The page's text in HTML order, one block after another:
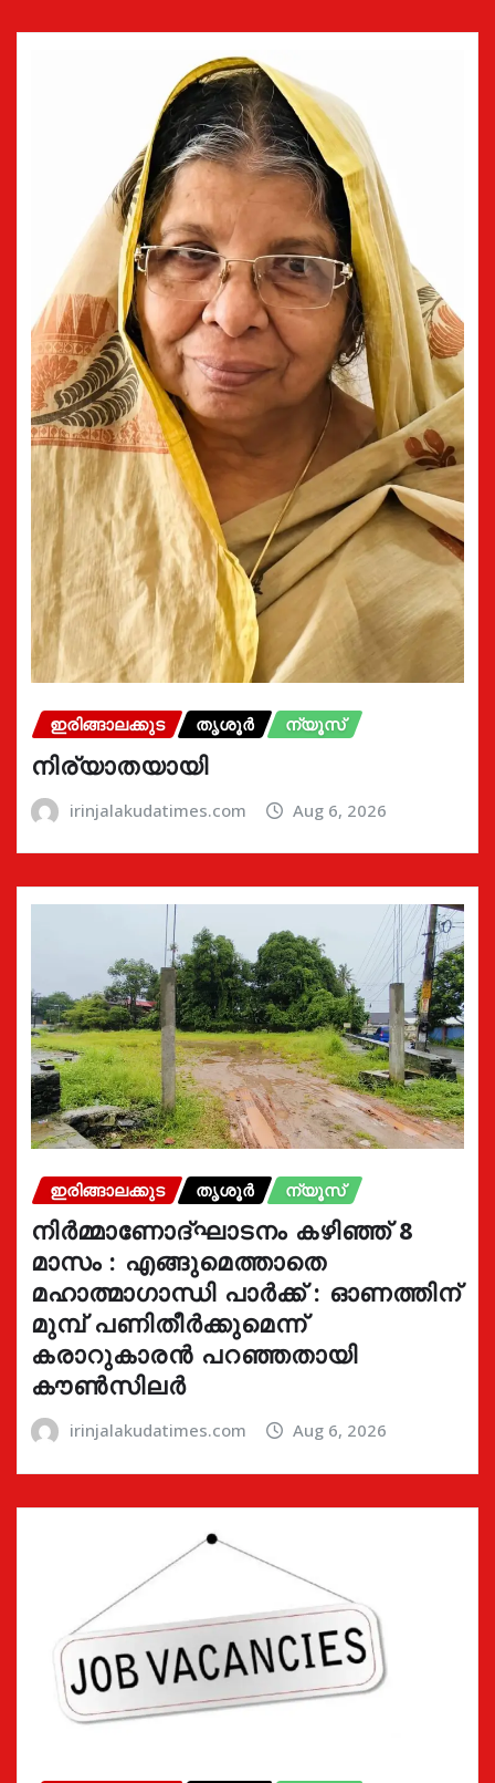
ഇരിങ്ങാലക്കുട തൃശൂർ ന്യൂസ്
നിര്യാതയായി
irinjalakudatimes.com Aug 6, 2026
ഇരിങ്ങാലക്കുട തൃശൂർ ന്യൂസ്
നിർമ്മാണോദ്ഘാടനം കഴിഞ്ഞ് 8
മാസം : എങ്ങുമെത്താതെ
മഹാത്മാഗാന്ധി പാർക്ക് : ഓണത്തിന്
മുമ്പ് പണിതീർക്കുമെന്ന്
കരാറുകാരൻ പറഞ്ഞതായി
കൗൺസിലർ
irinjalakudatimes.com Aug 6, 2026